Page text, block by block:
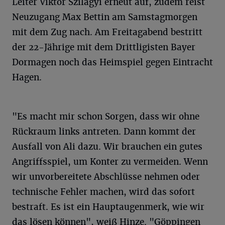
Leiter Viktor Szilagyi erneut auf, zudem reist
Neuzugang Max Bettin am Samstagmorgen
mit dem Zug nach. Am Freitagabend bestritt
der 22-Jährige mit dem Drittligisten Bayer
Dormagen noch das Heimspiel gegen Eintracht
Hagen.
"Es macht mir schon Sorgen, dass wir ohne
Rückraum links antreten. Dann kommt der
Ausfall von Ali dazu. Wir brauchen ein gutes
Angriffsspiel, um Konter zu vermeiden. Wenn
wir unvorbereitete Abschlüsse nehmen oder
technische Fehler machen, wird das sofort
bestraft. Es ist ein Hauptaugenmerk, wie wir
das lösen können", weiß Hinze. "Göppingen